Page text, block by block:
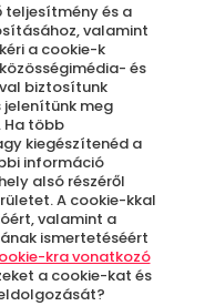
és
teljesítmény és a
valamint
a cookie-k
és
biztosítunk
meg
Ha több
kiegészítenéd a
információ
alsó részéről
A cookie-kkal
valamint a
ismertetéséért
kra vonatkozó
a cookie-kat és